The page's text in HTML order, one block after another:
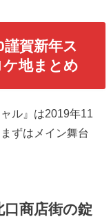
謹賀新年ス
地まとめ
ル』は2019年11
ずはメイン舞台
商店街の錠